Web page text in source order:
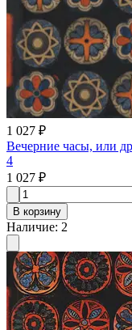
1 027 ₽
Вечерние часы, или
4
1 027 ₽
В корзину
Наличие: 2